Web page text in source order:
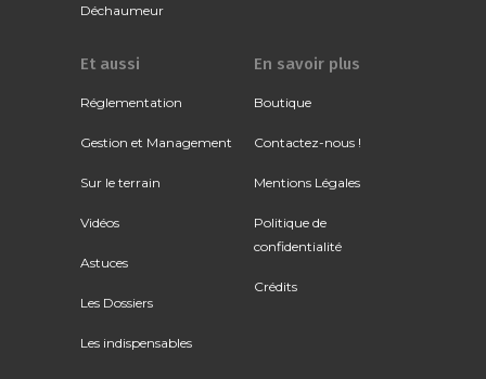
Déchaumeur
Et aussi
Réglementation
Gestion et Management
Sur le terrain
Vidéos
Astuces
Les Dossiers
Les indispensables
En savoir plus
Boutique
Contactez-nous !
Mentions Légales
Politique de
confidentialité
Crédits